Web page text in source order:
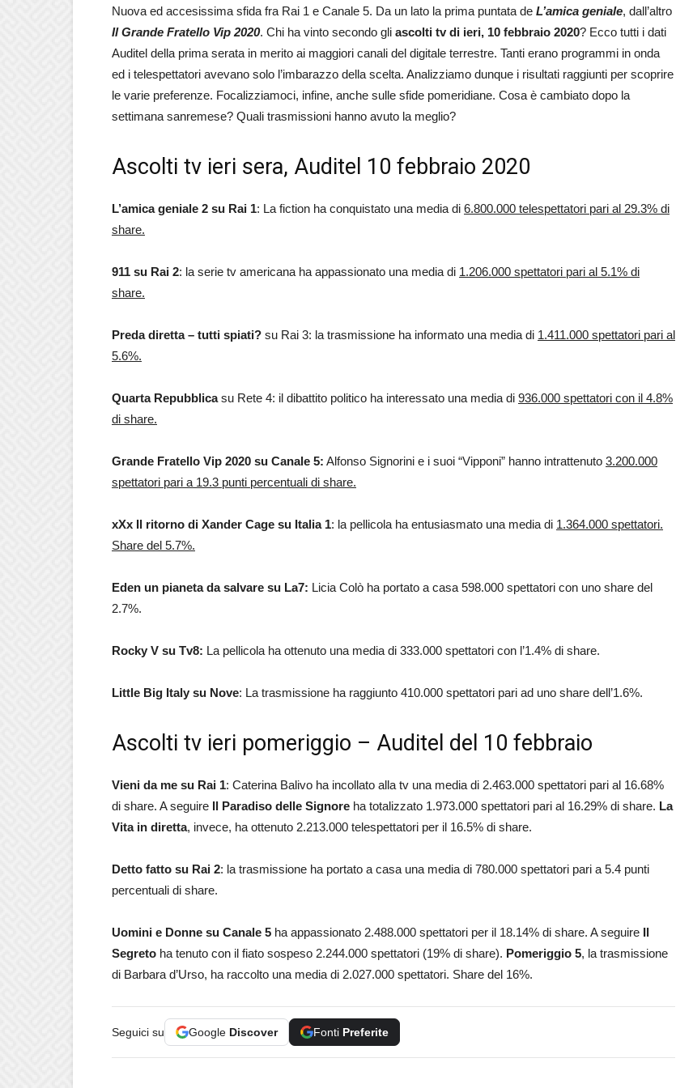
Nuova ed accesissima sfida fra Rai 1 e Canale 5. Da un lato la prima puntata de L’amica geniale, dall’altro
Il Grande Fratello Vip 2020. Chi ha vinto secondo gli ascolti tv di ieri, 10 febbraio 2020? Ecco tutti i dati
Auditel della prima serata in merito ai maggiori canali del digitale terrestre. Tanti erano programmi in onda
ed i telespettatori avevano solo l’imbarazzo della scelta. Analizziamo dunque i risultati raggiunti per scoprire
le varie preferenze. Focalizziamoci, infine, anche sulle sfide pomeridiane. Cosa è cambiato dopo la
settimana sanremese? Quali trasmissioni hanno avuto la meglio?
Ascolti tv ieri sera, Auditel 10 febbraio 2020
L’amica geniale 2 su Rai 1: La fiction ha conquistato una media di 6.800.000 telespettatori pari al 29.3% di
share.
911 su Rai 2: la serie tv americana ha appassionato una media di 1.206.000 spettatori pari al 5.1% di
share.
Preda diretta – tutti spiati? su Rai 3: la trasmissione ha informato una media di 1.411.000 spettatori pari al
5.6%.
Quarta Repubblicasu Rete 4: il dibattito politico ha interessato una media di 936.000 spettatori con il 4.8%
di share.
Grande Fratello Vip 2020 su Canale 5: Alfonso Signorini e i suoi “Vipponi” hanno intrattenuto 3.200.000
spettatori pari a 19.3 punti percentuali di share.
xXx Il ritorno di Xander Cage su Italia 1: la pellicola ha entusiasmato una media di 1.364.000 spettatori.
Share del 5.7%.
Eden un pianeta da salvare su La7: Licia Colò ha portato a casa 598.000 spettatori con uno share del
2.7%.
Rocky V su Tv8: La pellicola ha ottenuto una media di 333.000 spettatori con l’1.4% di share.
Little Big Italy su Nove: La trasmissione ha raggiunto 410.000 spettatori pari ad uno share dell’1.6%.
Ascolti tv ieri pomeriggio – Auditel del 10 febbraio
Vieni da me su Rai 1: Caterina Balivo ha incollato alla tv una media di 2.463.000 spettatori pari al 16.68%
di share. A seguire Il Paradiso delle Signore ha totalizzato 1.973.000 spettatori pari al 16.29% di share. La
Vita in diretta, invece, ha ottenuto 2.213.000 telespettatori per il 16.5% di share.
Detto fatto su Rai 2: la trasmissione ha portato a casa una media di 780.000 spettatori pari a 5.4 punti
percentuali di share.
Uomini e Donne su Canale 5 ha appassionato 2.488.000 spettatori per il 18.14% di share. A seguire Il
Segreto ha tenuto con il fiato sospeso 2.244.000 spettatori (19% di share). Pomeriggio 5, la trasmissione
di Barbara d’Urso, ha raccolto una media di 2.027.000 spettatori. Share del 16%.
Seguici su Google Discover Fonti Preferite